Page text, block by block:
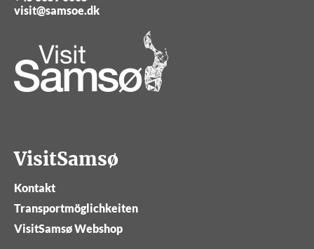
visit@samsoe.dk
VisitSamsø
Kontakt
Transportmöglichkeiten
VisitSamsø Webshop